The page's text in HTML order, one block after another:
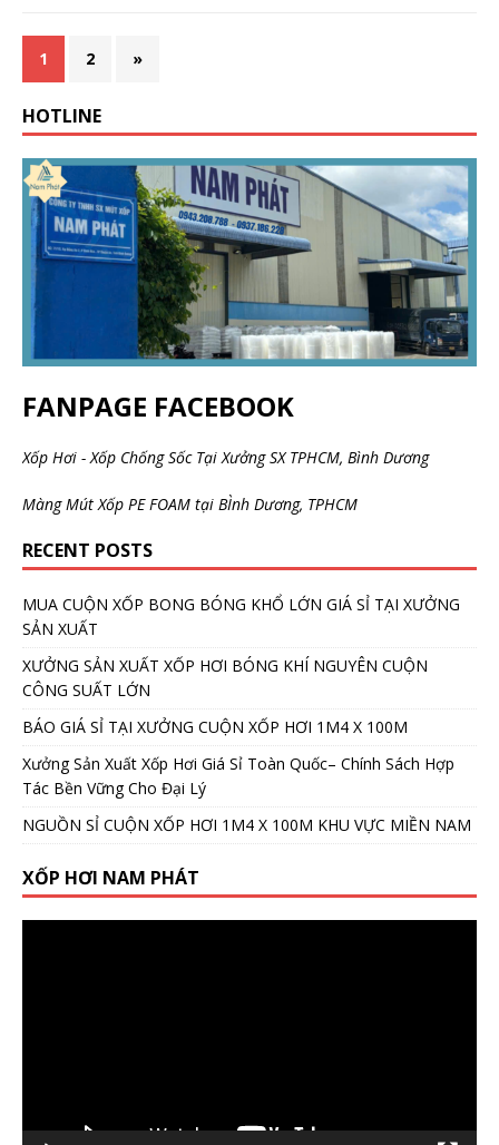
1 2 »
HOTLINE
FANPAGE FACEBOOK
Xốp Hơi - Xốp Chống Sốc Tại Xưởng SX TPHCM, Bình Dương
Màng Mút Xốp PE FOAM tại BÌnh Dương, TPHCM
RECENT POSTS
MUA CUỘN XỐP BONG BÓNG KHỔ LỚN GIÁ SỈ TẠI XƯỞNG
SẢN XUẤT
XƯỞNG SẢN XUẤT XỐP HƠI BÓNG KHÍ NGUYÊN CUỘN
CÔNG SUẤT LỚN
BÁO GIÁ SỈ TẠI XƯỞNG CUỘN XỐP HƠI 1M4 X 100M
Xưởng Sản Xuất Xốp Hơi Giá Sỉ Toàn Quốc– Chính Sách Hợp
Tác Bền Vững Cho Đại Lý
NGUỒN SỈ CUỘN XỐP HƠI 1M4 X 100M KHU VỰC MIỀN NAM
XỐP HƠI NAM PHÁT